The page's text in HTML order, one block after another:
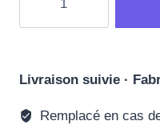
Grande
African
Livraison suivie ·
Remplacé en cas